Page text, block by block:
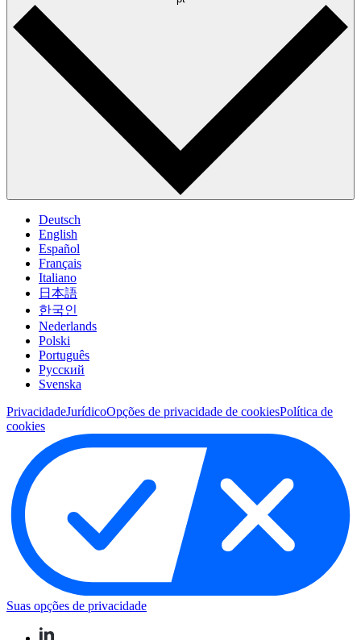
Deutsch
English
Español
Français
Italiano
日本語
한국인
Nederlands
Polski
Português
Pусский
Svenska
PrivacidadeJurídicoOpções de privacidade de cookiesPolítica de
cookies
Suas opções de privacidade